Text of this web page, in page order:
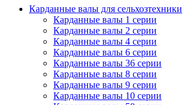
Карданные валы для сельхозтехники
Карданные валы 1 серии
Карданные валы 2 серии
Карданные валы 4 серии
Карданные валы 6 серии
Карданные валы 36 серии
Карданные валы 8 серии
Карданные валы 9 серии
Карданные валы 10 серии